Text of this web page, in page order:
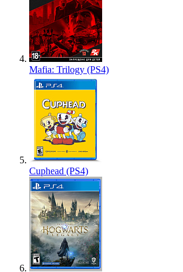
Mafia: Trilogy (PS4)
Cuphead (PS4)